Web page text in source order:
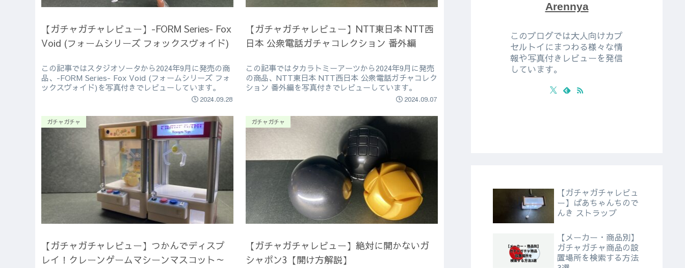
【ガチャガチャレビュー】-FORM Series- Fox
Void (フォームシリーズ フォックスヴォイド)
この記事ではスタジオソータから2024年9月に発売の商
品、-FORM Series- Fox Void (フォームシリーズ フォ
ックスヴォイド)を写真付きでレビューしています。
2024.09.28
【ガチャガチャレビュー】NTT東日本 NTT西
日本 公衆電話ガチャコレクション 番外編
この記事ではタカラトミーアーツから2024年9月に発売
の商品、NTT東日本 NTT西日本 公衆電話ガチャコレク
ション 番外編を写真付きでレビューしています。
2024.09.07
ガチャガチャ
【ガチャガチャレビュー】つかんでディスプ
レイ！クレーンゲームマシーンマスコット～
ガチャガチャ
【ガチャガチャレビュー】絶対に開かないガ
シャポン3【開け方解説】
Arennya
このブログでは大人向けカプ
セルトイにまつわる様々な情
報や写真付きレビューを発信
しています。
【ガチャガチャレビュ
ー】ばあちゃんちので
んき ストラップ
【メーカー・商品別】
ガチャガチャ商品の設
置場所を検索する方法